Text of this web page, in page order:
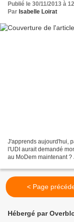
Publié le 30/11/2013 à
Par Isabelle Loirat
J'apprends aujourd'hui,
l'UDI aurait demandé
au MoDem maintenant
< Page
Hébergé par